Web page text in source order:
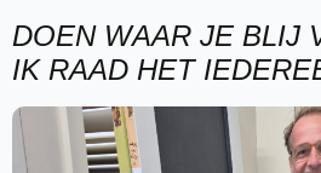
DOEN WAAR JE BLIJ
IK RAAD HET